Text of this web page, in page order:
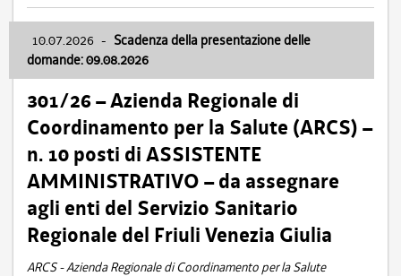
10.07.2026 - Scadenza della presentazione delle
domande: 09.08.2026
301/26 – Azienda Regionale di
Coordinamento per la Salute (ARCS) –
n. 10 posti di ASSISTENTE
AMMINISTRATIVO – da assegnare
agli enti del Servizio Sanitario
Regionale del Friuli Venezia Giulia
ARCS - Azienda Regionale di Coordinamento per la Salute